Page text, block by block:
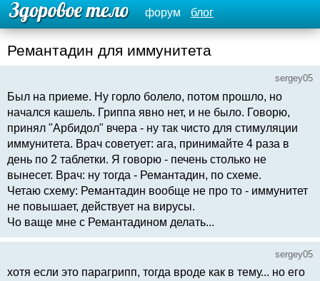
форум блог
Ремантадин для иммунитета
sergey05
Был на приеме. Ну горло болело, потом прошло, но
начался кашель. Гриппа явно нет, и не было. Говорю,
принял "Арбидол" вчера - ну так чисто для стимуляции
иммунитета. Врач советует: ага, принимайте 4 раза в
день по 2 таблетки. Я говорю - печень столько не
вынесет. Врач: ну тогда - Ремантадин, по схеме.
Четаю схему: Ремантадин вообще не про то - иммунитет
не повышает, действует на вирусы.
Чо ваще мне с Ремантадином делать...
sergey05
хотя если это парагрипп, тогда вроде как в тему... но его